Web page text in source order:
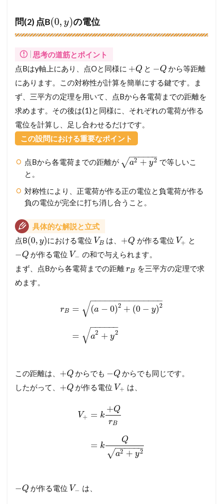
問(2) 点B(0, y)の電位
思考の道筋とポイント
点Bはy軸上にあり、点Oと同様に +Q と −Qから等距離
にあります。この対称性が計算を簡単にする鍵です。ま
ず、三平方の定理を用いて、点Bから各電荷までの距離を
求めます。その後は(1)と同様に、それぞれの電荷が作る
電位を計算し、足し合わせるだけです。
この設問における重要なポイント
点Bから各電荷までの距離が a2 + y2
− −
−−−−
√
で等しいこ
と。
対称性により、正電荷が作る正の電位と負電荷が作る
負の電位が完全に打ち消し合うこと。
具体的な解説と立式
点B(0, y)における電位 VB は、 +Q が作る電位 V+ と
−Q が作る電位 V− の和で与えられます。
まず、点Bから各電荷までの距離rB を三平方の定理で求
めます。
rB = (a − 0)2 + (0 − y)2
− −
−−−−−−−−−−−−−
√
= a2 + y2
− −
−−−−
√
この距離は、 +Qからでも −Qからでも同じです。
したがって、 +Q が作る電位 V+ は、
V+ = k
+Q
rB
= k
Q
a2 + y2
− −
−−−−
√
−Q が作る電位 V− は、